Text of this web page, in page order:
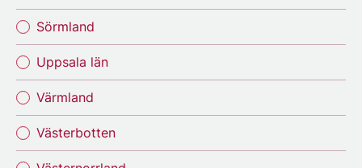
Sörmland
Uppsala län
Värmland
Västerbotten